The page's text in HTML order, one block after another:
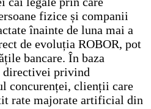
fizice și companii
înainte de luna mai a
de evoluția ROBOR, pot
bancare. În baza
directivei privind
concurenței, clienții care
rate majorate artificial din